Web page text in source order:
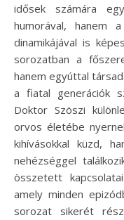
idősek számára
humorával, hanem
dinamikájával is
sorozatban a
hanem egyúttal
a fiatal generációk
Doktor Szöszi
orvos életébe
kihívásokkal küzd,
nehézséggel
összetett
amely minden
sorozat sikerét